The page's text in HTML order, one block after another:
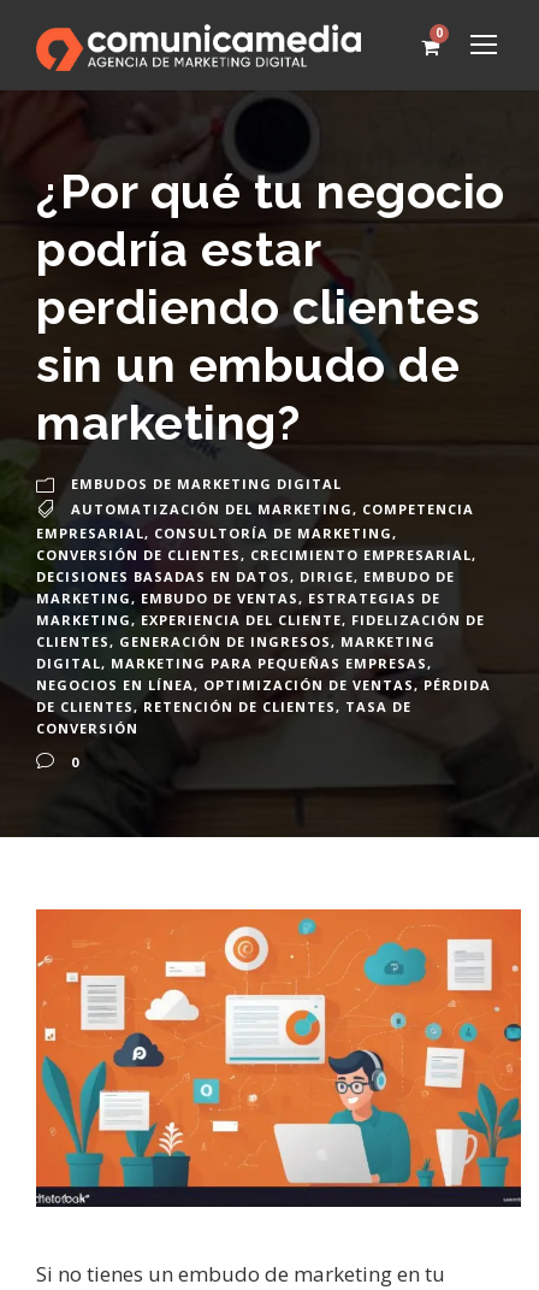
0
¿Por qué tu negocio
podría estar
perdiendo clientes
sin un embudo de
marketing?
EMBUDOS DE MARKETING DIGITAL
AUTOMATIZACIÓN DEL MARKETING, COMPETENCIA
EMPRESARIAL, CONSULTORÍA DE MARKETING,
CONVERSIÓN DE CLIENTES, CRECIMIENTO EMPRESARIAL,
DECISIONES BASADAS EN DATOS, DIRIGE, EMBUDO DE
MARKETING, EMBUDO DE VENTAS, ESTRATEGIAS DE
MARKETING, EXPERIENCIA DEL CLIENTE, FIDELIZACIÓN DE
CLIENTES, GENERACIÓN DE INGRESOS, MARKETING
DIGITAL, MARKETING PARA PEQUEÑAS EMPRESAS,
NEGOCIOS EN LÍNEA, OPTIMIZACIÓN DE VENTAS, PÉRDIDA
DE CLIENTES, RETENCIÓN DE CLIENTES, TASA DE
CONVERSIÓN
0
Si no tienes un embudo de marketing en tu